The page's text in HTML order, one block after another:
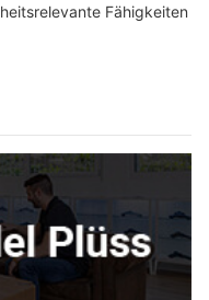
Fähigkeiten